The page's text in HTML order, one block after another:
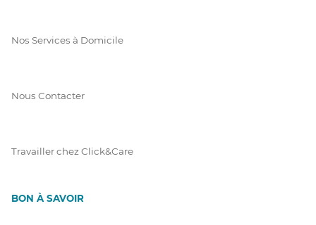
Nos Services à Domicile
Nous Contacter
Travailler chez Click&Care
BON À SAVOIR